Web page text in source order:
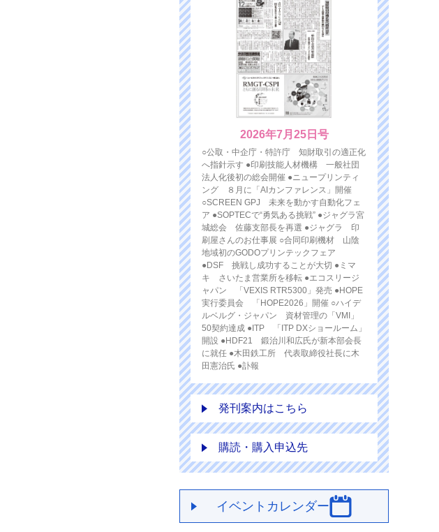
2026年7月25日号
○公取・中企庁・特許庁 知財取引の適正化
へ指針示す ●印刷技能人材機構 一般社団
法人化後初の総会開催 ●ニュープリンティ
ング ８月に「AIカンファレンス」開催
○SCREEN GPJ 未来を動かす自動化フェ
ア ●SOPTECで“勇気ある挑戦” ●ジャグラ宮
城総会 佐藤支部長を再選 ●ジャグラ 印
刷屋さんのお仕事展 ○合同印刷機材 山陰
地域初のGODOプリンテックフェア
●DSF 挑戦し成功することが大切 ●ミマ
キ さいたま営業所を移転 ●エコスリージ
ャパン 「VEXIS RTR5300」発売 ●HOPE
実行委員会 「HOPE2026」開催 ○ハイデ
ルベルグ・ジャパン 資材管理の「VMI」
50契約達成 ●ITP 「ITP DXショールーム」
開設 ●HDF21 鍛治川和広氏が新本部会長
に就任 ●木田鉄工所 代表取締役社長に木
田憲治氏 ●訃報
発刊案内はこちら
購読・購入申込先
イベントカレンダー